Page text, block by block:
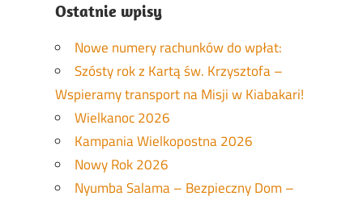
Ostatnie wpisy
Nowe numery rachunków do wpłat:
Szósty rok z Kartą św. Krzysztofa –
Wspieramy transport na Misji w Kiabakari!
Wielkanoc 2026
Kampania Wielkopostna 2026
Nowy Rok 2026
Nyumba Salama – Bezpieczny Dom –